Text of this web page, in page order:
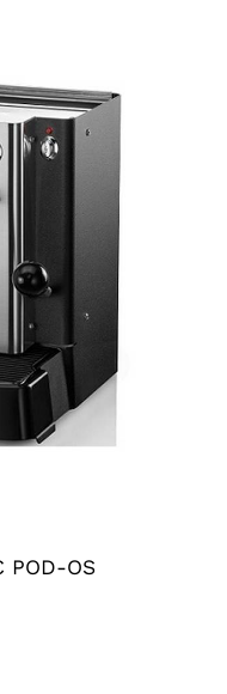
POD-OS